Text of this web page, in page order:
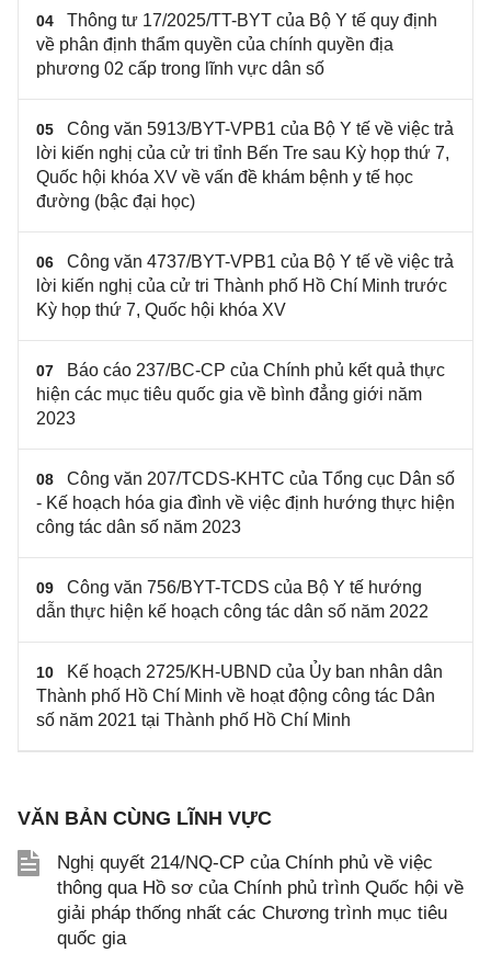
04
Thông tư 17/2025/TT-BYT của Bộ Y tế quy định
về phân định thẩm quyền của chính quyền địa
phương 02 cấp trong lĩnh vực dân số
05
Công văn 5913/BYT-VPB1 của Bộ Y tế về việc trả
lời kiến nghị của cử tri tỉnh Bến Tre sau Kỳ họp thứ 7,
Quốc hội khóa XV về vấn đề khám bệnh y tế học
đường (bậc đại học)
06
Công văn 4737/BYT-VPB1 của Bộ Y tế về việc trả
lời kiến nghị của cử tri Thành phố Hồ Chí Minh trước
Kỳ họp thứ 7, Quốc hội khóa XV
07
Báo cáo 237/BC-CP của Chính phủ kết quả thực
hiện các mục tiêu quốc gia về bình đẳng giới năm
2023
08
Công văn 207/TCDS-KHTC của Tổng cục Dân số
- Kế hoạch hóa gia đình về việc định hướng thực hiện
công tác dân số năm 2023
09
Công văn 756/BYT-TCDS của Bộ Y tế hướng
dẫn thực hiện kế hoạch công tác dân số năm 2022
10
Kế hoạch 2725/KH-UBND của Ủy ban nhân dân
Thành phố Hồ Chí Minh về hoạt động công tác Dân
số năm 2021 tại Thành phố Hồ Chí Minh
VĂN BẢN CÙNG LĨNH VỰC
Nghị quyết 214/NQ-CP của Chính phủ về việc
thông qua Hồ sơ của Chính phủ trình Quốc hội về
giải pháp thống nhất các Chương trình mục tiêu
quốc gia